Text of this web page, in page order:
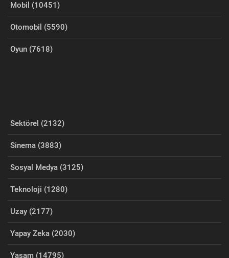
Mobil (10451)
Otomobil (5590)
Oyun (7618)
Sektörel (2132)
Sinema (3883)
Sosyal Medya (3125)
Teknoloji (1280)
Uzay (2177)
Yapay Zeka (2030)
Yaşam (14795)